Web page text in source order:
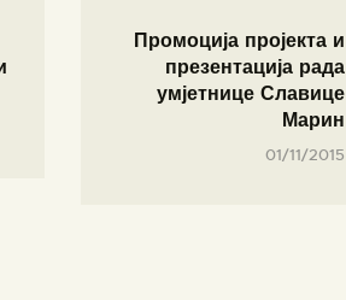
Промоција пројекта и
презентација рада
умјетнице Славице
Марин
01/11/2015